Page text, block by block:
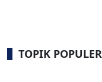
TOPIK POPULER